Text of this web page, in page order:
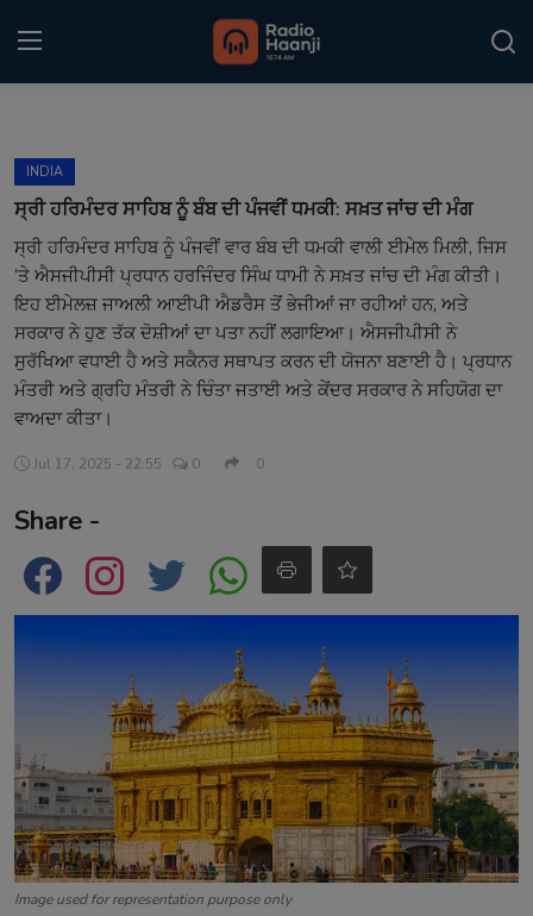
Home
Punjabi Podcast
Kitaab Kahani
Gallery
Sponsors
Matrimonial
Event
Contact
INDIA
ਸ੍ਰੀ ਹਰਿਮੰਦਰ ਸਾਹਿਬ ਨੂੰ ਬੰਬ ਦੀ ਪੰਜਵੀਂ ਧਮਕੀ: ਸਖ਼ਤ ਜਾਂਚ ਦੀ ਮੰਗ
ਸ੍ਰੀ ਹਰਿਮੰਦਰ ਸਾਹਿਬ ਨੂੰ ਪੰਜਵੀਂ ਵਾਰ ਬੰਬ ਦੀ ਧਮਕੀ ਵਾਲੀ ਈਮੇਲ ਮਿਲੀ, ਜਿਸ
’ਤੇ ਐਸਜੀਪੀਸੀ ਪ੍ਰਧਾਨ ਹਰਜਿੰਦਰ ਸਿੰਘ ਧਾਮੀ ਨੇ ਸਖ਼ਤ ਜਾਂਚ ਦੀ ਮੰਗ ਕੀਤੀ।
ਇਹ ਈਮੇਲਜ਼ ਜਾਅਲੀ ਆਈਪੀ ਐਡਰੈਸ ਤੋਂ ਭੇਜੀਆਂ ਜਾ ਰਹੀਆਂ ਹਨ, ਅਤੇ
ਸਰਕਾਰ ਨੇ ਹੁਣ ਤੱਕ ਦੋਸ਼ੀਆਂ ਦਾ ਪਤਾ ਨਹੀਂ ਲਗਾਇਆ। ਐਸਜੀਪੀਸੀ ਨੇ
ਸੁਰੱਖਿਆ ਵਧਾਈ ਹੈ ਅਤੇ ਸਕੈਨਰ ਸਥਾਪਤ ਕਰਨ ਦੀ ਯੋਜਨਾ ਬਣਾਈ ਹੈ। ਪ੍ਰਧਾਨ
ਮੰਤਰੀ ਅਤੇ ਗ੍ਰਹਿ ਮੰਤਰੀ ਨੇ ਚਿੰਤਾ ਜਤਾਈ ਅਤੇ ਕੇਂਦਰ ਸਰਕਾਰ ਨੇ ਸਹਿਯੋਗ ਦਾ
ਵਾਅਦਾ ਕੀਤਾ।
Jul 17, 2025 - 22:55 0 0
Share -
Image used for representation purpose only